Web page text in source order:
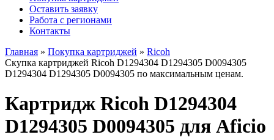
Оставить заявку
Работа с регионами
Контакты
Главная » Покупка картриджей » Ricoh
Скупка картриджей Ricoh D1294304 D1294305 D0094305
D1294304 D1294305 D0094305 по максимальным ценам.
Картридж Ricoh D1294304
D1294305 D0094305 для Aficio